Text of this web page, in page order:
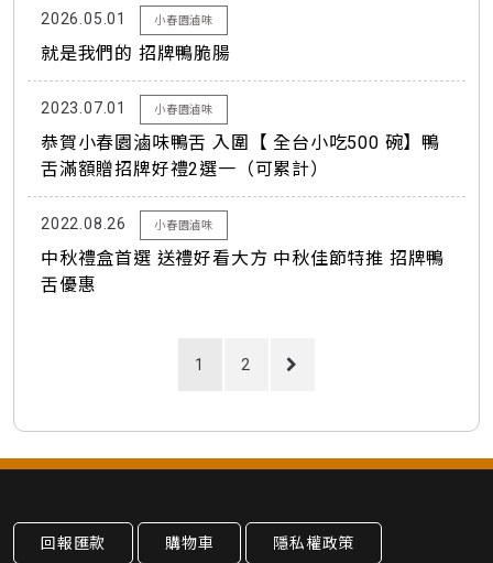
2026.05.01 小春園滷味
就是我們的 招牌鴨脆腸
2023.07.01 小春園滷味
恭賀小春園滷味鴨舌 入圍【 全台小吃500 碗】鴨
舌滿額贈招牌好禮2選一（可累計）
2022.08.26 小春園滷味
中秋禮盒首選 送禮好看大方 中秋佳節特推 招牌鴨
舌優惠
1 2
回報匯款 購物車 隱私權政策